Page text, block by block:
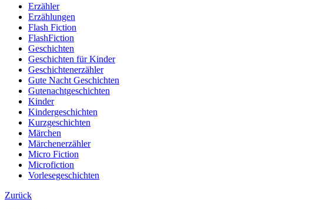
Erzähler
Erzählungen
Flash Fiction
FlashFiction
Geschichten
Geschichten für Kinder
Geschichtenerzähler
Gute Nacht Geschichten
Gutenachtgeschichten
Kinder
Kindergeschichten
Kurzgeschichten
Märchen
Märchenerzähler
Micro Fiction
Microfiction
Vorlesegeschichten
Zurück